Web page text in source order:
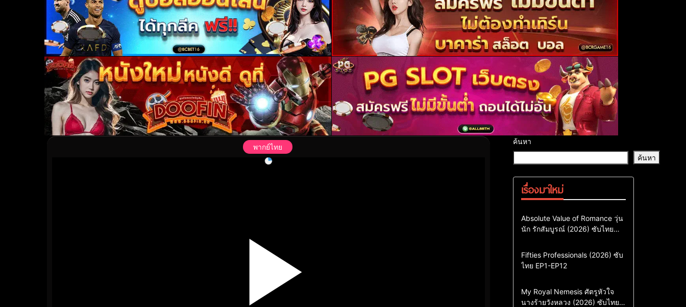
พากย์ไทย
ค้นหา
ค้นหา
เรื่องมาใหม่
Comedy Drama
ซีรี่ย์เกาหลี
ซีรี่ย์เกาหลีซับไทย
Absolute Value of Romance วุ่น
นัก รักสัมบูรณ์ (2026) ซับไทย
Action & Adventure
Comedy
Drama
ซีรี่ย์เกาหลี
Fifties Professionals (2026) ซับ
ไทย EP1-EP12
Comedy
Drama
Sci-Fi & Fantasy
ซีรี่ย์เกาหลี
My Royal Nemesis ศัตรูหัวใจ
นางร้ายวังหลวง (2026) ซับไทย